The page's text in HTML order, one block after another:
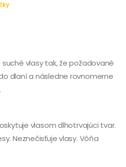
vlasy tak, že požadované
dlaní a následne rovnomerne
vlasom dlhotrvajúci tvar.
Neznečisťuje vlasy. Vôňa